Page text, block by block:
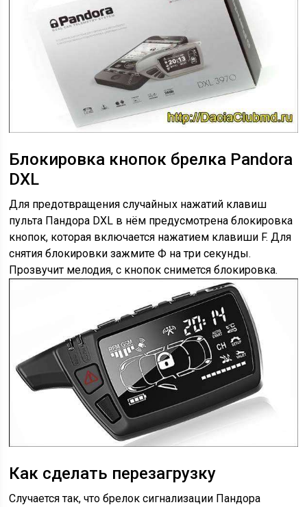
Блокировка кнопок брелка Pandora
DXL
Для предотвращения случайных нажатий клавиш
пульта Пандора DXL в нём предусмотрена блокировка
кнопок, которая включается нажатием клавиши F. Для
снятия блокировки зажмите Ф на три секунды.
Прозвучит мелодия, с кнопок снимется блокировка.
Как сделать перезагрузку
Случается так, что брелок сигнализации Пандора